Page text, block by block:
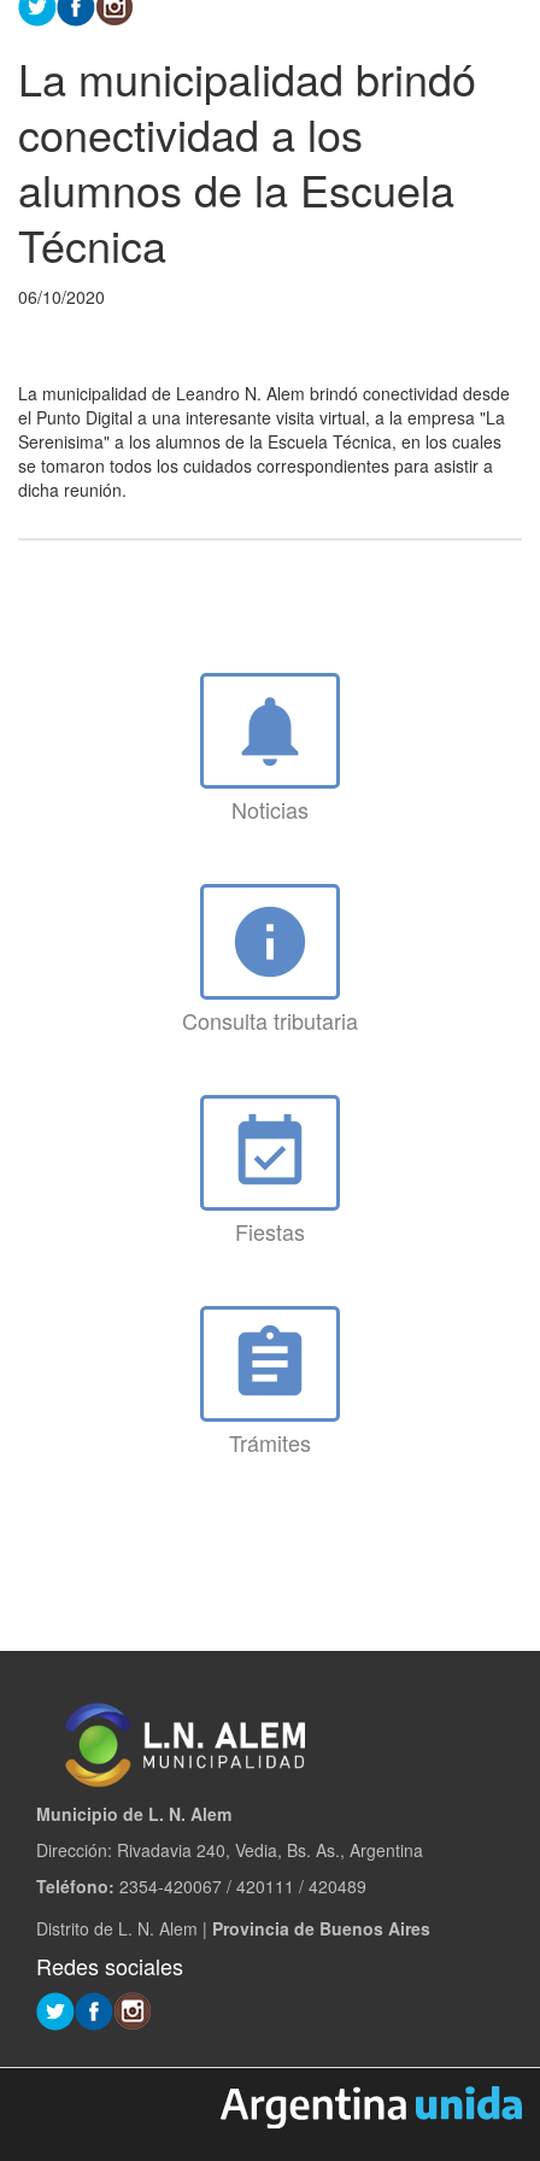
La municipalidad brindó
conectividad a los
alumnos de la Escuela
Técnica
06/10/2020
La municipalidad de Leandro N. Alem brindó conectividad desde
el Punto Digital a una interesante visita virtual, a la empresa "La
Serenisima" a los alumnos de la Escuela Técnica, en los cuales
se tomaron todos los cuidados correspondientes para asistir a
dicha reunión.
notifications
Noticias
info
Consulta tributaria
event_available
Fiestas
assignment
Trámites
Municipio de L. N. Alem
Dirección: Rivadavia 240, Vedia, Bs. As., Argentina
Teléfono: 2354-420067 / 420111 / 420489
Distrito de L. N. Alem | Provincia de Buenos Aires
Redes sociales